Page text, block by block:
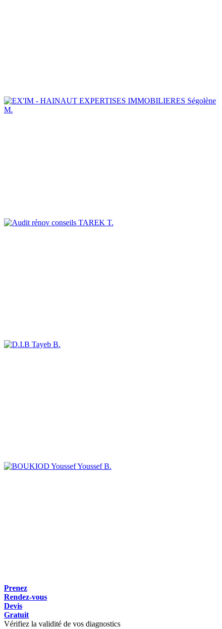
Ségolène
M.
TAREK T.
Tayeb B.
Youssef B.
Prenez
Rendez-vous
Devis
Gratuit
Vérifiez la validité de vos diagnostics